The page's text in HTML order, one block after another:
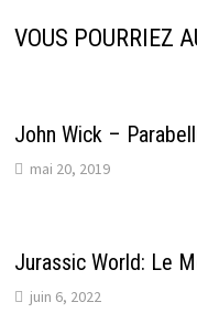
VOUS POURRIEZ
John Wick –
mai 20, 2019
Jurassic World: Le
juin 6, 2022